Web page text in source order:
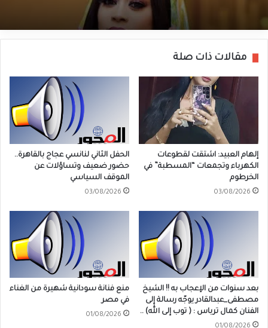
مقالات ذات صلة
إلهام العبيد: اشتقت لقطوعات
الكهرباء وتجمعات “المسطبة” في
الخرطوم
03/08/2026
الحفل الثاني لنانسي عجاج بالقاهرة..
حضور ضعيف وتساؤلات عن
الموقف السياسي
03/08/2026
بعد سنوات من الإعجاب به !! الشيخ
مصطفى_عبدالقادر يوجّه رسالة إلى
الفنان كمال ترباس : ( توب إلى الله) ..
01/08/2026
منع فنانة سودانية شهيرة من الغناء
في مصر
01/08/2026